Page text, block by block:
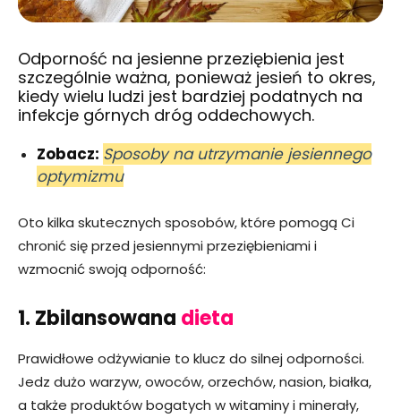
Odporność na jesienne przeziębienia jest
szczególnie ważna, ponieważ jesień to okres,
kiedy wielu ludzi jest bardziej podatnych na
infekcje górnych dróg oddechowych.
Zobacz: Sposoby na utrzymanie jesiennego
optymizmu
Oto kilka skutecznych sposobów, które pomogą Ci
chronić się przed jesiennymi przeziębieniami i
wzmocnić swoją odporność:
1. Zbilansowana dieta
Prawidłowe odżywianie to klucz do silnej odporności.
Jedz dużo warzyw, owoców, orzechów, nasion, białka,
a także produktów bogatych w witaminy i minerały,